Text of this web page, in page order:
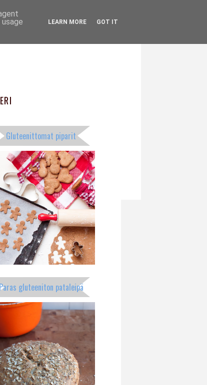
Gluteenittomat piparit
gluteeniton pataleipä
LEARN MORE GOT IT